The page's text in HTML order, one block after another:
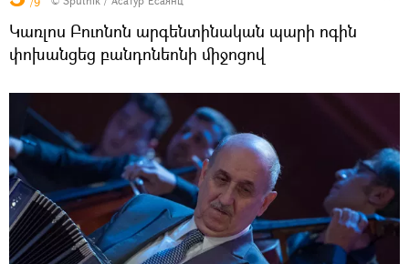
Կառլոս Բուոնոն արգենտինական պարի ոգին
փոխանցեց բանդոնեոնի միջոցով